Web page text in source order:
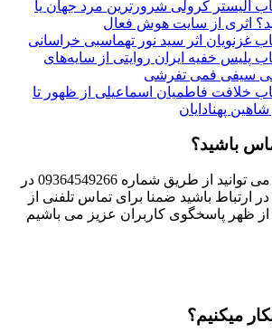
آلیستر کرولی شرورترین مرد جهان یا
اثری از سایت هوش فعال
غزنویان اثر سید نور تهماسبی خراسانی
پلیس خفیه ایران روایتی از سایه‌های
سیفی فمی تفرشی
خلافت فاطمیان اسماعیلی از ظهور تا
پهنادایان
باشید؟
شما برای ارتباط با ما می توانید از طریق شماره 09364549266 در
ارتباط باشید ضمنا برای تماس تلفنی از
میکنیم؟